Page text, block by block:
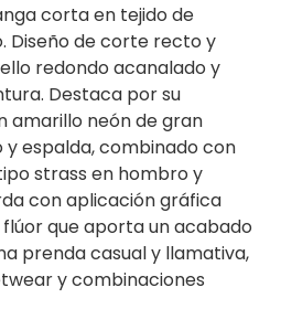
corta en tejido de
Diseño de corte recto y
redondo acanalado y
Destaca por su
amarillo neón de gran
espalda, combinado con
strass en hombro y
con aplicación gráfica
que aporta un acabado
prenda casual y llamativa,
y combinaciones